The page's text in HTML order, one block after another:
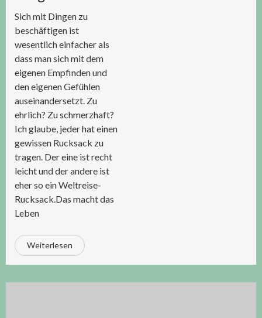
Sich mit Dingen zu
beschäftigen ist
wesentlich einfacher als
dass man sich mit dem
eigenen Empfinden und
den eigenen Gefühlen
auseinandersetzt. Zu
ehrlich? Zu schmerzhaft?
Ich glaube, jeder hat einen
gewissen Rucksack zu
tragen. Der eine ist recht
leicht und der andere ist
eher so ein Weltreise-
Rucksack.Das macht das
Leben
Weiterlesen